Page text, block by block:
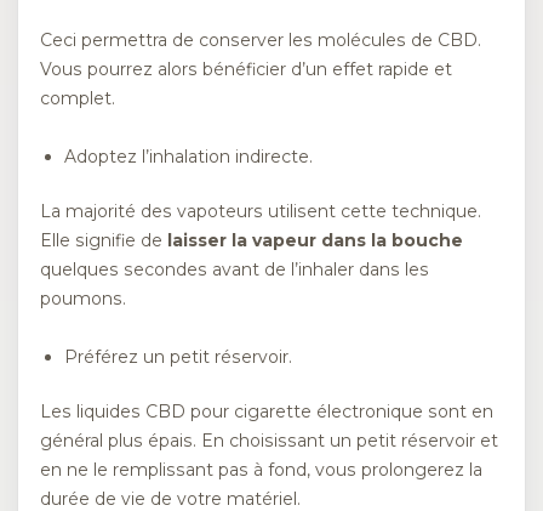
Ceci permettra de conserver les molécules de CBD.
Vous pourrez alors bénéficier d’un effet rapide et
complet.
Adoptez l’inhalation indirecte.
La majorité des vapoteurs utilisent cette technique.
Elle signifie de laisser la vapeur dans la bouche
quelques secondes avant de l’inhaler dans les
poumons.
Préférez un petit réservoir.
Les liquides CBD pour cigarette électronique sont en
général plus épais. En choisissant un petit réservoir et
en ne le remplissant pas à fond, vous prolongerez la
durée de vie de votre matériel.